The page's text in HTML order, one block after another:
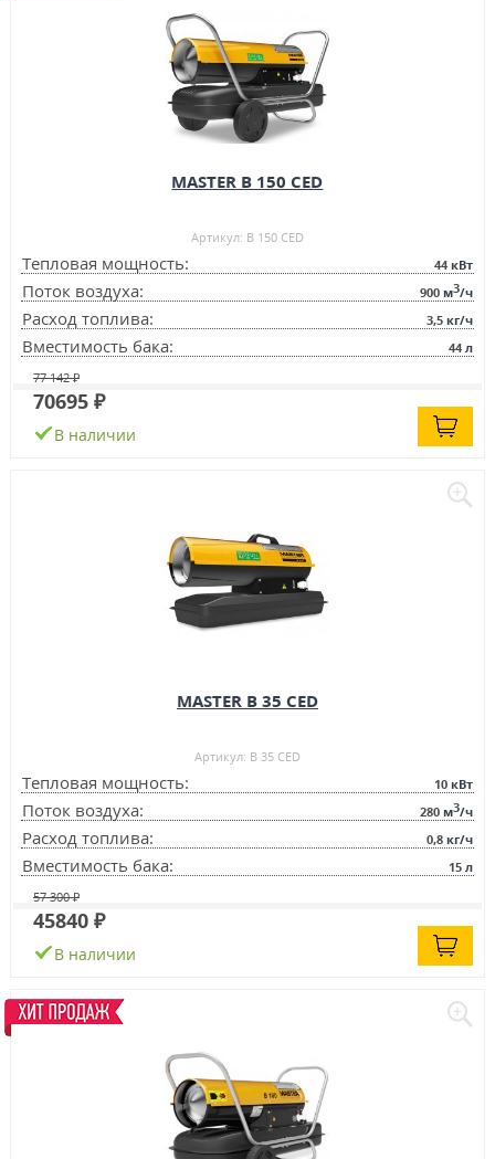
MASTER B 150 CED
Артикул: B 150 CED
Тепловая мощность: 44 кВт
Поток воздуха: 900 м3/ч
Расход топлива: 3,5 кг/ч
Вместимость бака: 44 л
77 142 ₽
70695 ₽
В наличии
MASTER B 35 CED
Артикул: B 35 CED
Тепловая мощность: 10 кВт
Поток воздуха: 280м3/ч
Расход топлива: 0,8 кг/ч
Вместимость бака: 15л
57 300 ₽
45840 ₽
В наличии